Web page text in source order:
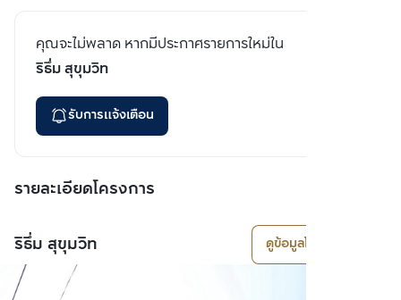
คุณจะไม่พลาด หากมีประกาศรายการใหม่ใน
ริธึ่ม สุขุมวิท
รับการแจ้งเตือน
รายละเอียดโครงการ
ริธึ่ม สุขุมวิท ดูข้อมูลโครงการ